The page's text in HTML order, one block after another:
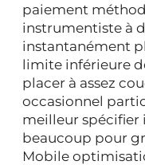
paiement
instrumentiste à
instantanément
limite inférieure
placer à assez
occasionnel
meilleur spécifier
beaucoup pour
Mobile